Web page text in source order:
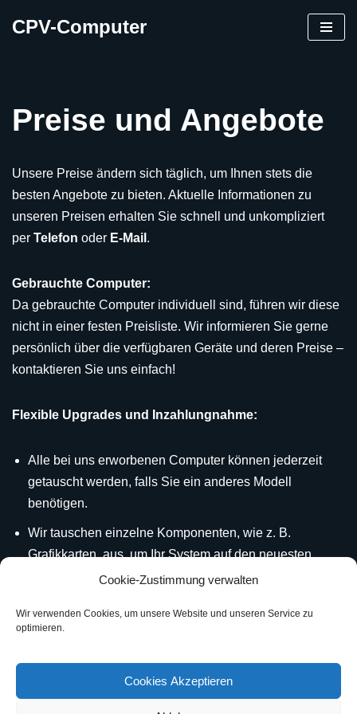
Cookie-Zustimmung verwalten
Wir verwenden Cookies, um unsere Website und unseren Service zu
optimieren.
Cookies Akzeptieren
CPV-Computer
Preise und Angebote
Unsere Preise ändern sich täglich, um Ihnen stets die
besten Angebote zu bieten. Aktuelle Informationen zu
unseren Preisen erhalten Sie schnell und unkompliziert
per Telefon oder E-Mail .
Gebrauchte Computer:
Da gebrauchte Computer individuell sind, führen wir diese
nicht in einer festen Preisliste. Wir informieren Sie gerne
persönlich über die verfügbaren Geräte und deren Preise –
kontaktieren Sie uns einfach!
Flexible Upgrades und Inzahlungnahme:
Alle bei uns erworbenen Computer können jederzeit
getauscht werden, falls Sie ein anderes Modell
benötigen.
Wir tauschen einzelne Komponenten, wie z. B.
Grafikkarten, aus, um Ihr System auf den neuesten
Stand zu bringen.
in Zahlung.
an Ihre Bedürfnisse anzupassen!